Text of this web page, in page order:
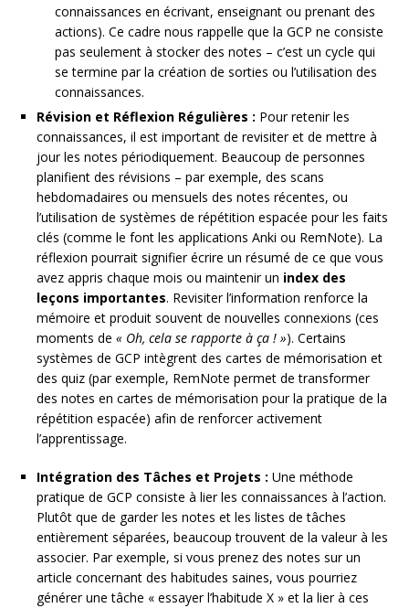
connaissances en écrivant, enseignant ou prenant des
actions). Ce cadre nous rappelle que la GCP ne consiste
pas seulement à stocker des notes – c’est un cycle qui
se termine par la création de sorties ou l’utilisation des
connaissances.
Révision et Réflexion Régulières : Pour retenir les
connaissances, il est important de revisiter et de mettre à
jour les notes périodiquement. Beaucoup de personnes
planifient des révisions – par exemple, des scans
hebdomadaires ou mensuels des notes récentes, ou
l’utilisation de systèmes de répétition espacée pour les faits
clés (comme le font les applications Anki ou RemNote). La
réflexion pourrait signifier écrire un résumé de ce que vous
avez appris chaque mois ou maintenir un index des
leçons importantes. Revisiter l’information renforce la
mémoire et produit souvent de nouvelles connexions (ces
moments de « Oh, cela se rapporte à ça ! »). Certains
systèmes de GCP intègrent des cartes de mémorisation et
des quiz (par exemple, RemNote permet de transformer
des notes en cartes de mémorisation pour la pratique de la
répétition espacée) afin de renforcer activement
l’apprentissage.
Intégration des Tâches et Projets : Une méthode
pratique de GCP consiste à lier les connaissances à l’action.
Plutôt que de garder les notes et les listes de tâches
entièrement séparées, beaucoup trouvent de la valeur à les
associer. Par exemple, si vous prenez des notes sur un
article concernant des habitudes saines, vous pourriez
générer une tâche « essayer l’habitude X » et la lier à ces